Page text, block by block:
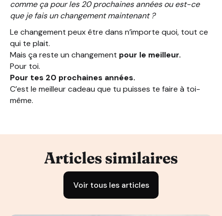
comme ça pour les 20 prochaines années ou est-ce
que je fais un changement maintenant ?
Le changement peux être dans n’importe quoi, tout ce
qui te plait.
Mais ça reste un changement pour le meilleur.
Pour toi.
Pour tes 20 prochaines années.
C’est le meilleur cadeau que tu puisses te faire à toi-
même.
Articles similaires
Voir tous les articles